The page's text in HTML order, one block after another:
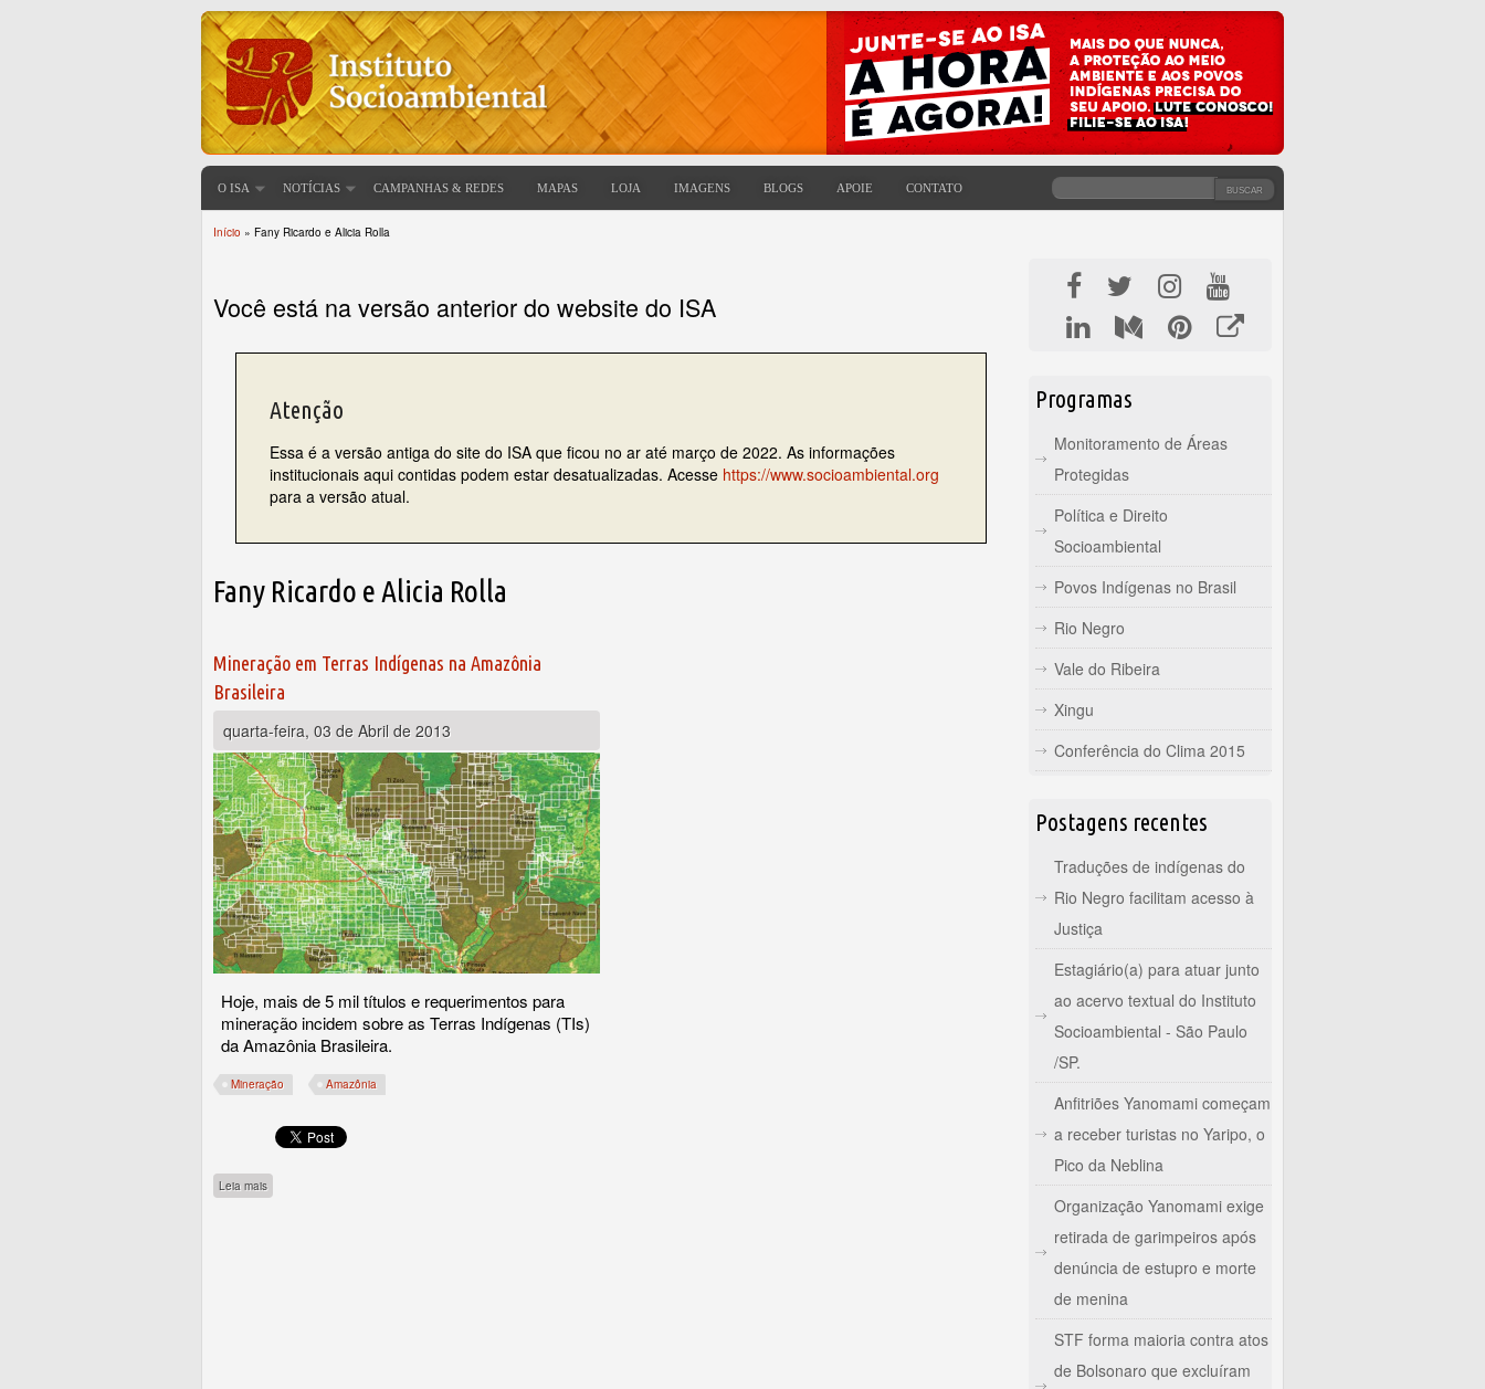
O ISA NOTÍCIAS CAMPANHAS & REDES MAPAS LOJA IMAGENS BLOGS APOIE CONTATO
FORMULÁRIO DE BUSCA
BUSCAR
Início » Fany Ricardo e Alicia Rolla
Você está na versão anterior do website do ISA
Atenção
Essa é a versão antiga do site do ISA que ficou no ar até março de 2022. As informações
institucionais aqui contidas podem estar desatualizadas. Acesse https://www.socioambiental.org
para a versão atual.
Fany Ricardo e Alicia Rolla
Mineração em Terras Indígenas na Amazônia
Brasileira
quarta-feira, 03 de Abril de 2013
Hoje, mais de 5 mil títulos e requerimentos para
mineração incidem sobre as Terras Indígenas (TIs)
da Amazônia Brasileira.
Mineração Amazônia
Leia mais
Programas
Monitoramento de Áreas
Protegidas
Política e Direito
Socioambiental
Povos Indígenas no Brasil
Rio Negro
Vale do Ribeira
Xingu
Conferência do Clima 2015
Postagens recentes
Traduções de indígenas do
Rio Negro facilitam acesso à
Justiça
Estagiário(a) para atuar junto
ao acervo textual do Instituto
Socioambiental - São Paulo
/SP.
Anfitriões Yanomami começam
a receber turistas no Yaripo, o
Pico da Neblina
Organização Yanomami exige
retirada de garimpeiros após
denúncia de estupro e morte
de menina
STF forma maioria contra atos
de Bolsonaro que excluíram